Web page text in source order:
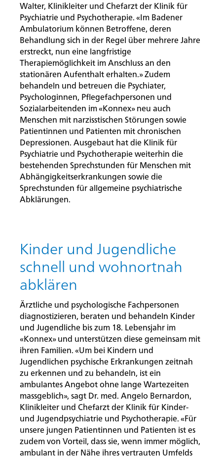
Walter, Klinikleiter und Chefarzt der Klinik für
Psychiatrie und Psychotherapie. «Im Badener
Ambulatorium können Betroffene, deren
Behandlung sich in der Regel über mehrere Jahre
erstreckt, nun eine langfristige
Therapiemöglichkeit im Anschluss an den
stationären Aufenthalt erhalten.» Zudem
behandeln und betreuen die Psychiater,
Psychologinnen, Pflegefachpersonen und
Sozialarbeitenden im «Konnex» neu auch
Menschen mit narzisstischen Störungen sowie
Patientinnen und Patienten mit chronischen
Depressionen. Ausgebaut hat die Klinik für
Psychiatrie und Psychotherapie weiterhin die
bestehenden Sprechstunden für Menschen mit
Abhängigkeitserkrankungen sowie die
Sprechstunden für allgemeine psychiatrische
Abklärungen.
Kinder und Jugendliche
schnell und wohnortnah
abklären
Ärztliche und psychologische Fachpersonen
diagnostizieren, beraten und behandeln Kinder
und Jugendliche bis zum 18. Lebensjahr im
«Konnex» und unterstützen diese gemeinsam mit
ihren Familien. «Um bei Kindern und
Jugendlichen psychische Erkrankungen zeitnah
zu erkennen und zu behandeln, ist ein
ambulantes Angebot ohne lange Wartezeiten
massgeblich», sagt Dr. med. Angelo Bernardon,
Klinikleiter und Chefarzt der Klinik für Kinder-
und Jugendpsychiatrie und Psychotherapie. «Für
unsere jungen Patientinnen und Patienten ist es
zudem von Vorteil, dass sie, wenn immer möglich,
ambulant in der Nähe ihres vertrauten Umfelds